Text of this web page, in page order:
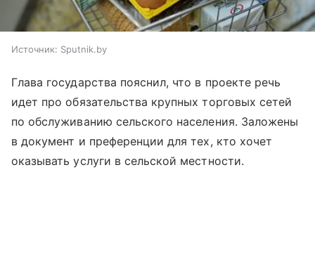
Источник: Sputnik.by
Глава государства пояснил, что в проекте речь
идет про обязательства крупных торговых сетей
по обслуживанию сельского населения. Заложены
в документ и преференции для тех, кто хочет
оказывать услуги в сельской местности.